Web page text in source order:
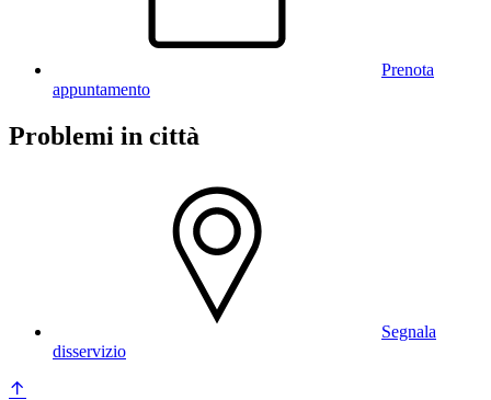
Prenota
appuntamento
Problemi in città
Segnala
disservizio